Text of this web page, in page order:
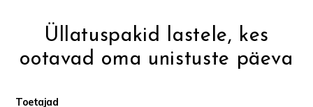
Üllatuspakid lastele, kes
ootavad oma unistuste päeva
Toetajad